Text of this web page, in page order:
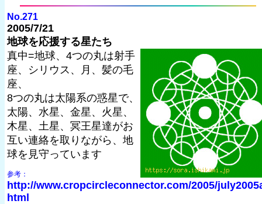
No.271
2005/7/21
地球を応援する星たち
真中=地球、4つの丸は射手
座、シリウス、月、髪の毛
座、
8つの丸は太陽系の惑星で、
太陽、水星、金星、火星、
木星、土星、冥王星達がお
互い連絡を取りながら、地
球を見守っています
参考：
http://www.cropcircleconnector.com/2005/
html